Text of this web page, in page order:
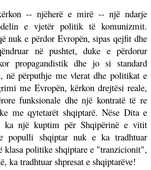
-- njëherë e mirë -- një ndarje
e vjetër politik të komunizmit.
nuk e përdor Evropën, sipas qejfit dhe
në pushtet, duke e përdorur
propagandistik dhe jo si standard
në përputhje me vlerat dhe politikat e
me Evropën, kërkon drejtësi reale,
funksionale dhe një kontratë të re
me qytetarët shqiptarë. Nëse Dita e
ka një kuptim për Shqipërinë e vitit
populli shqiptar nuk e ka tradhtuar
klasa politike shqiptare e "tranzicionit",
ka tradhtuar shpresat e shqiptarëve!